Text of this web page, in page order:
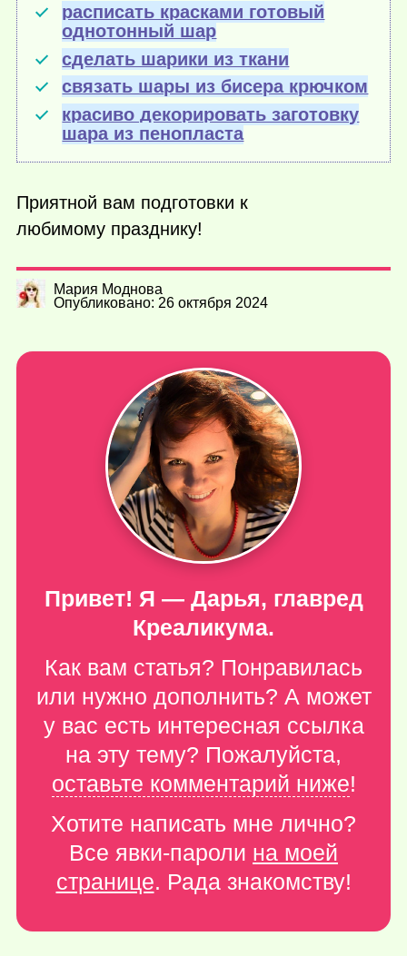
расписать красками готовый
однотонный шар
сделать шарики из ткани
связать шары из бисера крючком
красиво декорировать заготовку
шара из пенопласта
Приятной вам подготовки к
любимому празднику!
Мария Моднова
Опубликовано: 26 октября 2024
Привет! Я — Дарья, главред
Креаликума.
Как вам статья? Понравилась
или нужно дополнить? А может
у вас есть интересная ссылка
на эту тему? Пожалуйста,
оставьте комментарий ниже!
Хотите написать мне лично?
Все явки-пароли на моей
странице. Рада знакомству!